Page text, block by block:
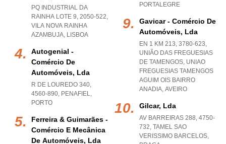
PQ INDUSTRIAL DA
RAINHA LOTE 9, 2050-522,
VILA NOVA RAINHA
AZAMBUJA, LISBOA
Autogenial -
Comércio De
Automóveis, Lda
R DE LOUREDO 340,
4560-890, PENAFIEL,
PORTO
Ferreira & Guimarães -
Comércio E Mecânica
De Automóveis, Lda
PORTALEGRE
Gavicar - Comércio De
Automóveis, Lda
EN 1 KM 213, 3780-623,
UNIÃO DAS FREGUESIAS
DE TAMENGOS, UNIAO
FREGUESIAS TAMENGOS
AGUIM OIS BAIRRO
ANADIA, AVEIRO
Gilcar, Lda
AV BARREIRAS 288, 4750-
732, TAMEL SAO
VERISSIMO BARCELOS,